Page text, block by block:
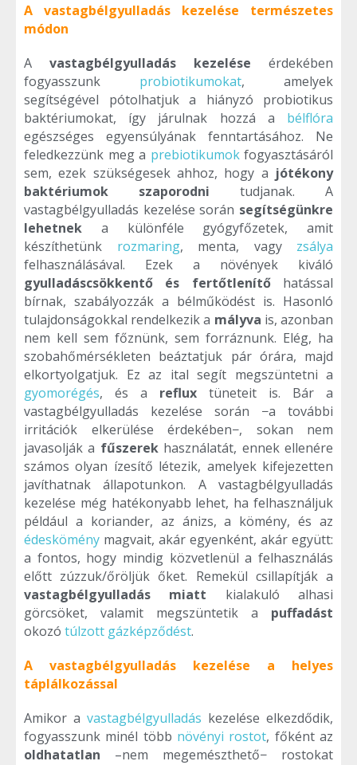
A vastagbélgyulladás kezelése természetes
módon
A vastagbélgyulladás kezelése érdekében
fogyasszunk probiotikumokat, amelyek
segítségével pótolhatjuk a hiányzó probiotikus
baktériumokat, így járulnak hozzá a bélflóra
egészséges egyensúlyának fenntartásához. Ne
feledkezzünk meg a prebiotikumokfogyasztásáról
sem, ezek szükségesek ahhoz, hogy a jótékony
baktériumok szaporodni tudjanak. A
vastagbélgyulladás kezelése során segítségünkre
lehetnek a különféle gyógyfőzetek, amit
készíthetünk rozmaring, menta, vagy zsálya
felhasználásával. Ezek a növények kiváló
gyulladáscsökkentő és fertőtlenítőhatással
bírnak, szabályozzák a bélműködést is. Hasonló
tulajdonságokkal rendelkezik a mályva is, azonban
nem kell sem főznünk, sem forráznunk. Elég, ha
szobahőmérsékleten beáztatjuk pár órára, majd
elkortyolgatjuk. Ez az ital segít megszüntetni a
gyomorégés, és a reflux tüneteit is. Bár a
vastagbélgyulladás kezelése során −a további
irritációk elkerülése érdekében−, sokan nem
javasolják a fűszerekhasználatát, ennek ellenére
számos olyan ízesítő létezik, amelyek kifejezetten
javíthatnak állapotunkon. A vastagbélgyulladás
kezelése még hatékonyabb lehet, ha felhasználjuk
például a koriander, az ánizs, a kömény, és az
édeskömény magvait, akár egyenként, akár együtt:
a fontos, hogy mindig közvetlenül a felhasználás
előtt zúzzuk/őröljük őket. Remekül csillapítják a
vastagbélgyulladás miatt kialakuló alhasi
görcsöket, valamit megszüntetik a puffadást
okozó túlzott gázképződést.
A vastagbélgyulladás kezelése a helyes
táplálkozással
Amikor a vastagbélgyulladás kezelése elkezdődik,
fogyasszunk minél több növényi rostot, főként az
oldhatatlan –nem megemészthető− rostokat